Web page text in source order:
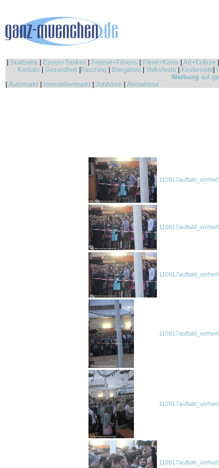
Startseite Essen+Trinken Freizeit+Fitness Filme+Kinos Art+Culture
Kontakt
Gesundheit Fasching Biergärten Volksfeste Kinderseite
Werbung auf
|Automarkt Immobilienmarkt Jobbörse Reisebörse